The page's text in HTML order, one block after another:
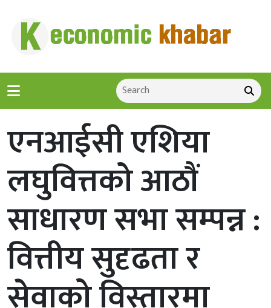
एनआईसी एशिया
लघुवित्तको आठौं
साधारण सभा सम्पन्न :
वित्तीय सुदृढता र